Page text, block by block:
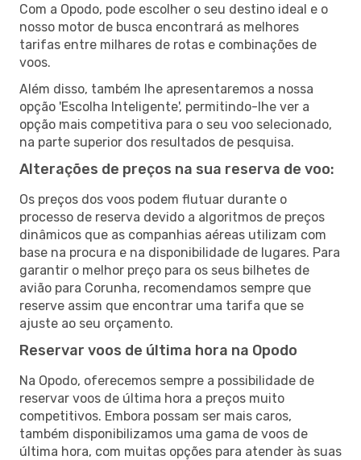
Com a Opodo, pode escolher o seu destino ideal e o
nosso motor de busca encontrará as melhores
tarifas entre milhares de rotas e combinações de
voos.
Além disso, também lhe apresentaremos a nossa
opção 'Escolha Inteligente', permitindo-lhe ver a
opção mais competitiva para o seu voo selecionado,
na parte superior dos resultados de pesquisa.
Alterações de preços na sua reserva de voo:
Os preços dos voos podem flutuar durante o
processo de reserva devido a algoritmos de preços
dinâmicos que as companhias aéreas utilizam com
base na procura e na disponibilidade de lugares. Para
garantir o melhor preço para os seus bilhetes de
avião para Corunha, recomendamos sempre que
reserve assim que encontrar uma tarifa que se
ajuste ao seu orçamento.
Reservar voos de última hora na Opodo
Na Opodo, oferecemos sempre a possibilidade de
reservar voos de última hora a preços muito
competitivos. Embora possam ser mais caros,
também disponibilizamos uma gama de voos de
última hora, com muitas opções para atender às suas